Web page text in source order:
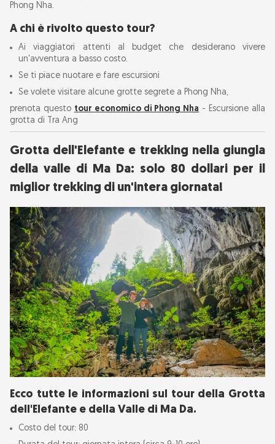
Phong Nha.
A chi è rivolto questo tour?
Ai viaggiatori attenti al budget che desiderano vivere
un'avventura a basso costo.
Se ti piace nuotare e fare escursioni
Se volete visitare alcune grotte segrete a Phong Nha,
prenota questo tour economico di Phong Nha - Escursione alla
grotta di Tra Ang
Grotta dell'Elefante e trekking nella giungla
della valle di Ma Da: solo 80 dollari per il
miglior trekking di un'intera giornata!
Ecco tutte le informazioni sul tour della Grotta
dell'Elefante e della Valle di Ma Da.
Costo del tour: 80